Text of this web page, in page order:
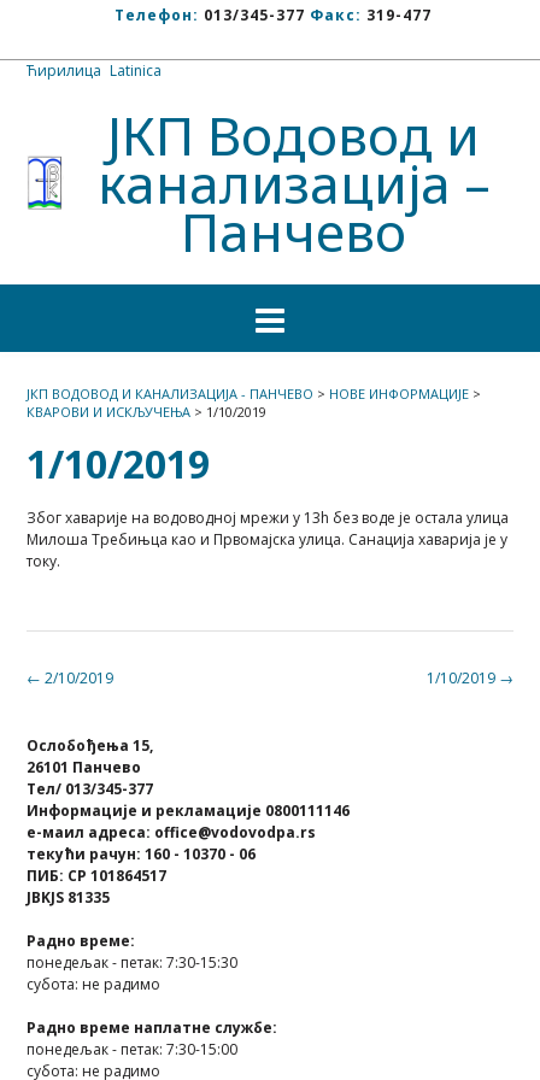
Телефон: 013/345-377 Факс: 319-477
Ћирилица Latinica
ЈКП Водовод и
канализација –
Панчево
ЈКП ВОДОВОД И КАНАЛИЗАЦИЈА - ПАНЧЕВО > НОВЕ ИНФОРМАЦИЈЕ >
КВАРОВИ И ИСКЉУЧЕЊА > 1/10/2019
1/10/2019
Због хаварије на водоводној мрежи у 13h без воде је остала улица
Милоша Требињца као и Првомајска улица. Санација хаварија је у
току.
Post 1/10/2019 →
← 2/10/2019
Ослобођења 15,
26101 Панчево
Тел/ 013/345-377
Информације и рекламације 0800111146
е-маил адреса: office@vodovodpa.rs
текући рачун: 160 - 10370 - 06
ПИБ: СР 101864517
JBKJS 81335
Радно време:
понедељак - петак: 7:30-15:30
субота: не радимо
Радно време наплатне службе:
понедељак - петак: 7:30-15:00
субота: не радимо